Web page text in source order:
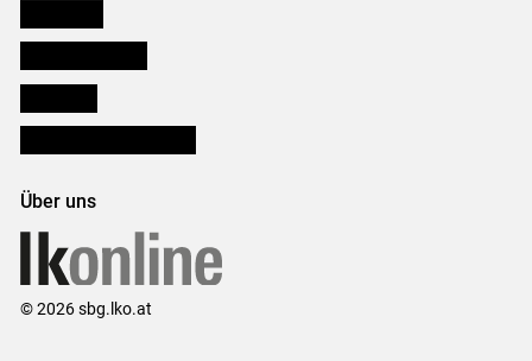
Über uns
© 2026 sbg.lko.at